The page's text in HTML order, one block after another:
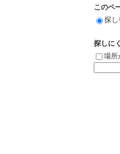
このペ
探し
探しに
場所